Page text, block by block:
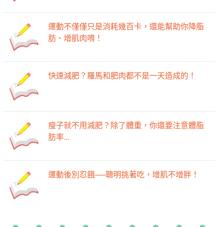
運動不僅僅只是消耗幾百卡，還能幫助你降脂
肪、增肌肉唷！
快速減肥？羅馬和肥肉都不是一天造成的！
瘦子就不用減肥？除了體重，你還要注意體脂
肪率...
運動後別忍餓──聰明挑著吃，增肌不增胖！